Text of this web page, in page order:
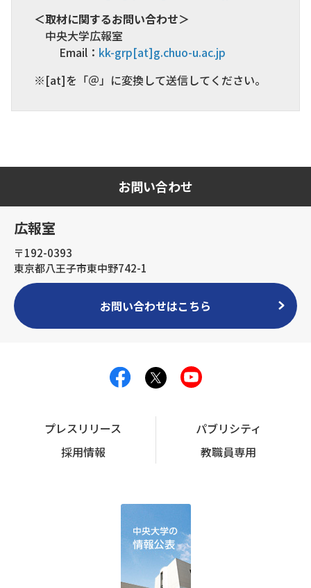
＜取材に関するお問い合わせ＞
中央大学広報室
Email： kk-grp[at]g.chuo-u.ac.jp
※[at]を「＠」に変換して送信してください。
お問い合わせ
広報室
〒192-0393
東京都八王子市東中野742-1
お問い合わせはこちら
プレスリリース
パブリシティ
採用情報
教職員専用